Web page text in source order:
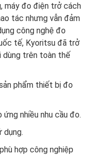
máy đo điện trở cách
tác nhưng vẫn đảm
công nghệ đo
tế, Kyoritsu đã trở
dùng trên toàn thế
phẩm thiết bị đo
nhiều nhu cầu đo.
dụng.
hợp công nghiệp